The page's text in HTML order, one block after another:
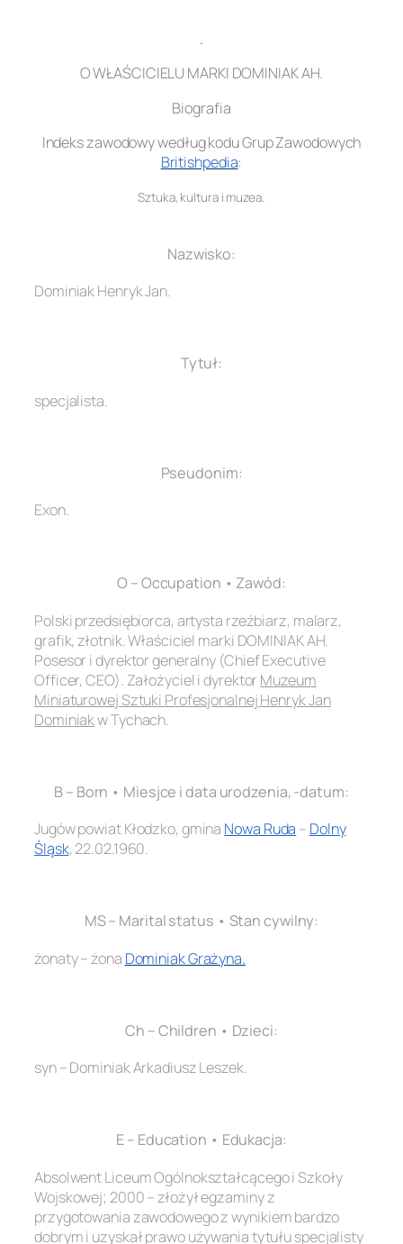
.
O WŁAŚCICIELU MARKI DOMINIAK AH.
Biografia
Indeks zawodowy według kodu Grup Zawodowych
Britishpedia:
Sztuka, kultura i muzea.
Nazwisko:
Dominiak Henryk Jan.
Tytuł:
specjalista.
Pseudonim:
Exon.
O – Occupation • Zawód:
Polski przedsiębiorca, artysta rzeźbiarz, malarz,
grafik, złotnik. Właściciel marki DOMINIAK AH.
Posesor i dyrektor generalny (Chief Executive
Officer, CEO). Założyciel i dyrektor Muzeum
Miniaturowej Sztuki Profesjonalnej Henryk Jan
Dominiakw Tychach.
B – Born • Miesjce i data urodzenia, -datum:
Jugów powiat Kłodzko, gmina Nowa Ruda – Dolny
Śląsk, 22.02.1960.
MS – Marital status • Stan cywilny:
żonaty – żona Dominiak Grażyna.
Ch – Children • Dzieci:
syn – Dominiak Arkadiusz Leszek.
E – Education • Edukacja:
Absolwent Liceum Ogólnokształcącego i Szkoły
Wojskowej; 2000 – złożył egzaminy z
przygotowania zawodowego z wynikiem bardzo
dobrym i uzyskał prawo używania tytułu specjalisty